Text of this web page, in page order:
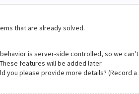
that are already solved.
is server-side controlled, so we
features will be added later.
you please provide more details?